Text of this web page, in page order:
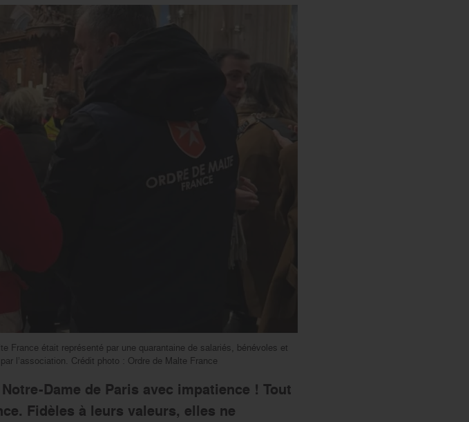
France était représenté par une quarantaine de salariés, bénévoles et
l’association. Crédit photo : Ordre de Malte France
Dame de Paris avec impatience ! Tout
Fidèles à leurs valeurs, elles ne